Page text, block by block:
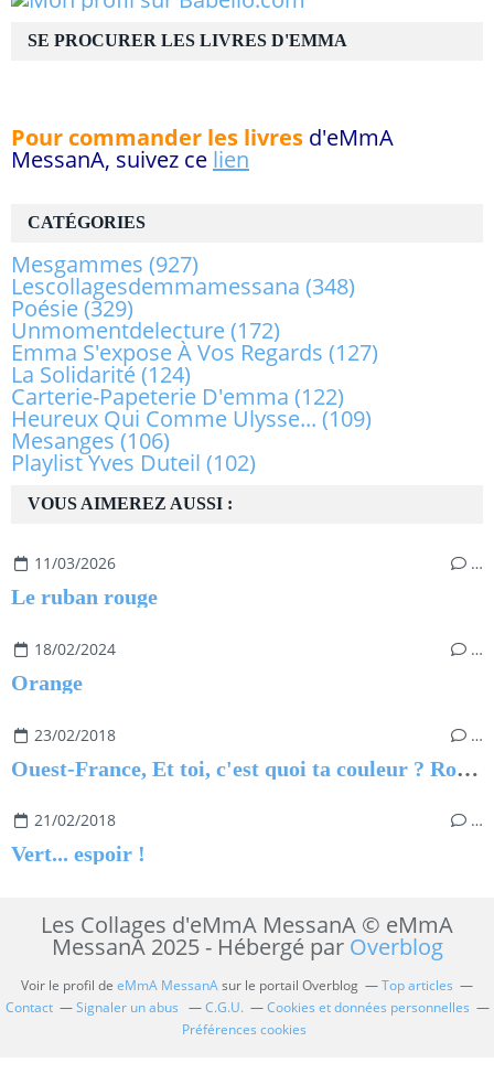
VOUS AIMEREZ AUSSI :
11/03/2026 …
Le ruban rouge
18/02/2024 …
Orange
23/02/2018 …
Ouest-France, Et toi, c'est quoi ta couleur ? Rose de plaisir...
21/02/2018 …
Vert... espoir !
CATÉGORIES
Mesgammes (927)
Lescollagesdemmamessana (348)
Poésie(329)
Unmomentdelecture(172)
Emma S'expose À Vos Regards (127)
La Solidarité(124)
Carterie-Papeterie D'emma (122)
Heureux Qui Comme Ulysse... (109)
Mesanges (106)
Playlist Yves Duteil (102)
SE PROCURER LES LIVRES D'EMMA
Pour commander les livres d'eMmA
MessanA, suivez ce lien
Les Collages d'eMmA MessanA © eMmA
MessanA 2025 - Hébergé par Overblog
Voir le profil de eMmA MessanAsur le portail Overblog
Top articles
Contact
Signaler un abus C.G.U.
Cookies et données personnelles
Préférences cookies